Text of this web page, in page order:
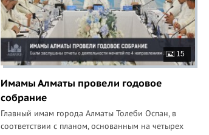
15
Имамы Алматы провели годовое
собрание
Главный имам города Алматы Толеби Оспан, в
соответствии с планом, основанным на четырех